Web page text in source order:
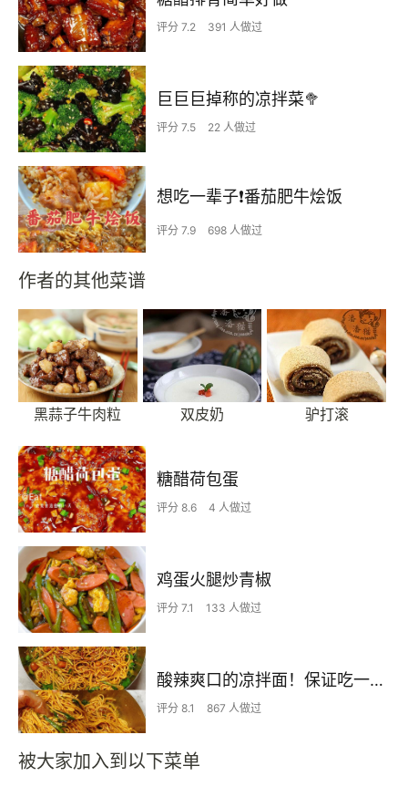
评分 7.2 391 人做过
巨巨巨掉称的凉拌菜🥦
评分 7.5 22 人做过
想吃一辈子❗️番茄肥牛烩饭
评分 7.9 698 人做过
作者的其他菜谱
黑蒜子牛肉粒 双皮奶 驴打滚
糖醋荷包蛋
评分 8.6 4 人做过
鸡蛋火腿炒青椒
评分 7.1 133 人做过
酸辣爽口的凉拌面！保证吃一次就上瘾
评分 8.1 867 人做过
被大家加入到以下菜单